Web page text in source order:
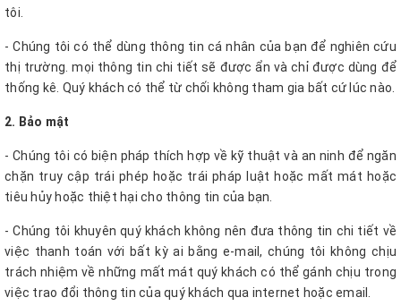
tôi.
- Chúng tôi có thể dùng thông tin cá nhân của bạn để nghiên cứu
thị trường. mọi thông tin chi tiết sẽ được ẩn và chỉ được dùng để
thống kê. Quý khách có thể từ chối không tham gia bất cứ lúc nào.
2. Bảo mật
- Chúng tôi có biện pháp thích hợp về kỹ thuật và an ninh để ngăn
chặn truy cập trái phép hoặc trái pháp luật hoặc mất mát hoặc
tiêu hủy hoặc thiệt hại cho thông tin của bạn.
- Chúng tôi khuyên quý khách không nên đưa thông tin chi tiết về
việc thanh toán với bất kỳ ai bằng e-mail, chúng tôi không chịu
trách nhiệm về những mất mát quý khách có thể gánh chịu trong
việc trao đổi thông tin của quý khách qua internet hoặc email.